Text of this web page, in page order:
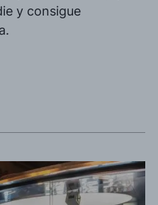
y consigue